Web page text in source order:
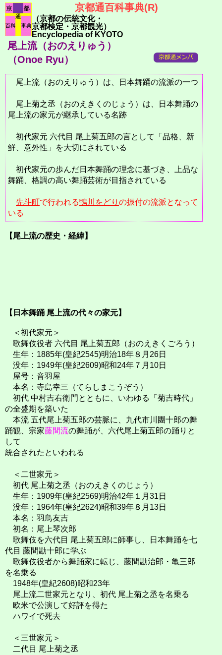
京都通百科事典(R)
（京都の伝統文化・
京都検定・京都観光）
Encyclopedia of KYOTO
尾上流（おのえりゅう）
（Onoe Ryu）
尾上流（おのえりゅう）は、日本舞踊の流派の一つ
尾上菊之丞（おのえきくのじょう）は、日本舞踊の
尾上流の家元が継承している名跡
初代家元 六代目 尾上菊五郎の言として「品格、新
鮮、意外性」を大切にされている
初代家元の歩んだ日本舞踊の理念に基づき、上品な
舞踊、格調の高い舞踊芸術が目指されている
先斗町で行われる鴨川をどり の振付の流派となって
いる
【尾上流の歴史・経緯】
【日本舞踊 尾上流の代々の家元】
＜初代家元＞
歌舞伎役者 六代目 尾上菊五郎（おのえきくごろう）
生年：1885年(皇紀2545)明治18年８月26日
没年：1949年(皇紀2609)昭和24年７月10日
屋号：音羽屋
本名：寺島幸三（てらしまこうぞう）
初代 中村吉右衛門とともに、いわゆる「菊吉時代」
の全盛期を築いた
本流 五代尾上菊五郎の芸脈に、九代市川團十郎の舞
踊観、宗家藤間流の舞踊が、六代尾上菊五郎の踊りと
して
統合されたといわれる
＜二世家元＞
初代 尾上菊之丞（おのえきくのじょう）
生年：1909年(皇紀2569)明治42年１月31日
没年：1964年(皇紀2624)昭和39年８月13日
本名：羽鳥友吉
初名：尾上琴次郎
歌舞伎を六代目 尾上菊五郎に師事し、日本舞踊を七
代目 藤間勘十郎に学ぶ
歌舞伎役者から舞踊家に転じ、藤間勘治郎・亀三郎
を名乗る
1948年(皇紀2608)昭和23年
尾上流二世家元となり、初代 尾上菊之丞を名乗る
欧米で公演して好評を得た
ハワイで死去
＜三世家元＞
二代目 尾上菊之丞